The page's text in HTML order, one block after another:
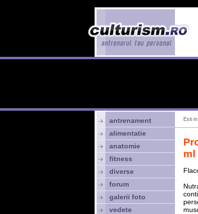
Esti in:
ml
antrenament
alimentatie
anatomie
fitness
diverse
forum
galerii foto
vedete